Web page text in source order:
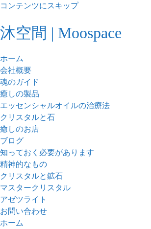
コンテンツにスキップ
沐空間 | Moospace
ホーム
会社概要
魂のガイド
癒しの製品
エッセンシャルオイルの治療法
クリスタルと石
癒しのお店
ブログ
知っておく必要があります
精神的なもの
クリスタルと鉱石
マスタークリスタル
アゼツライト
お問い合わせ
ホーム